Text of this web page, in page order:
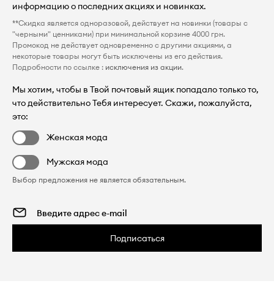
информацию о последних акциях и новинках.
**Скидка является одноразовой, действует на новинки (товары с
"черными" ценниками) при минимальной корзине 4000 грн.
Промокод не действует одновременно с другими акциями, а
некоторые товары могут быть исключены из его действия.
Подробности по ссылке : исключения из акции.
Мы хотим, чтобы в Твой почтовый ящик попадало только то,
что действительно Тебя интересует. Скажи, пожалуйста,
это:
Женская мода
Мужская мода
Выбор предложения не является обязательным.
Подписаться